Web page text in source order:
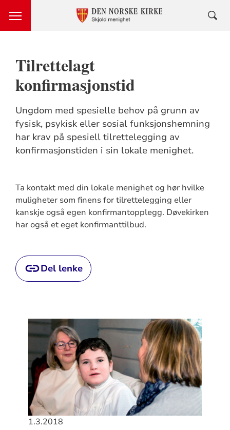
Tilrettelagt
konfirmasjonstid
Ungdom med spesielle behov på grunn av
fysisk, psykisk eller sosial funksjonshemning
har krav på spesiell tilrettelegging av
konfirmasjonstiden i sin lokale menighet.
Ta kontakt med din lokale menighet og hør hvilke
muligheter som finens for tilrettelegging eller
kanskje også egen konfirmantopplegg. Døvekirken
har også et eget konfirmanttilbud.
Del lenke
1.3.2018